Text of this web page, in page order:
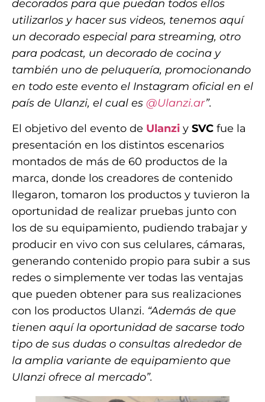
decorados para que puedan todos ellos
utilizarlos y hacer sus videos, tenemos aquí
un decorado especial para streaming, otro
para podcast, un decorado de cocina y
también uno de peluquería, promocionando
en todo este evento el Instagram oficial en el
país de Ulanzi, el cual es @Ulanzi.ar”.
El objetivo del evento de Ulanzi y SVC fue la
presentación en los distintos escenarios
montados de más de 60 productos de la
marca, donde los creadores de contenido
llegaron, tomaron los productos y tuvieron la
oportunidad de realizar pruebas junto con
los de su equipamiento, pudiendo trabajar y
producir en vivo con sus celulares, cámaras,
generando contenido propio para subir a sus
redes o simplemente ver todas las ventajas
que pueden obtener para sus realizaciones
con los productos Ulanzi. “Además de que
tienen aquí la oportunidad de sacarse todo
tipo de sus dudas o consultas alrededor de
la amplia variante de equipamiento que
Ulanzi ofrece al mercado”.